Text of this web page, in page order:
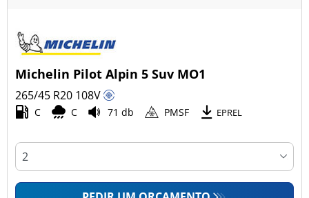
Michelin Pilot Alpin 5 Suv MO1
265/45 R20 108V
C C 71 db PMSF EPREL